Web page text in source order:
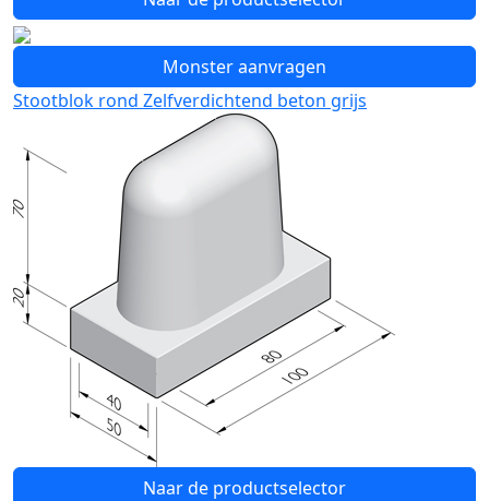
Monster aanvragen
Stootblok rond Zelfverdichtend beton grijs
Naar de productselector